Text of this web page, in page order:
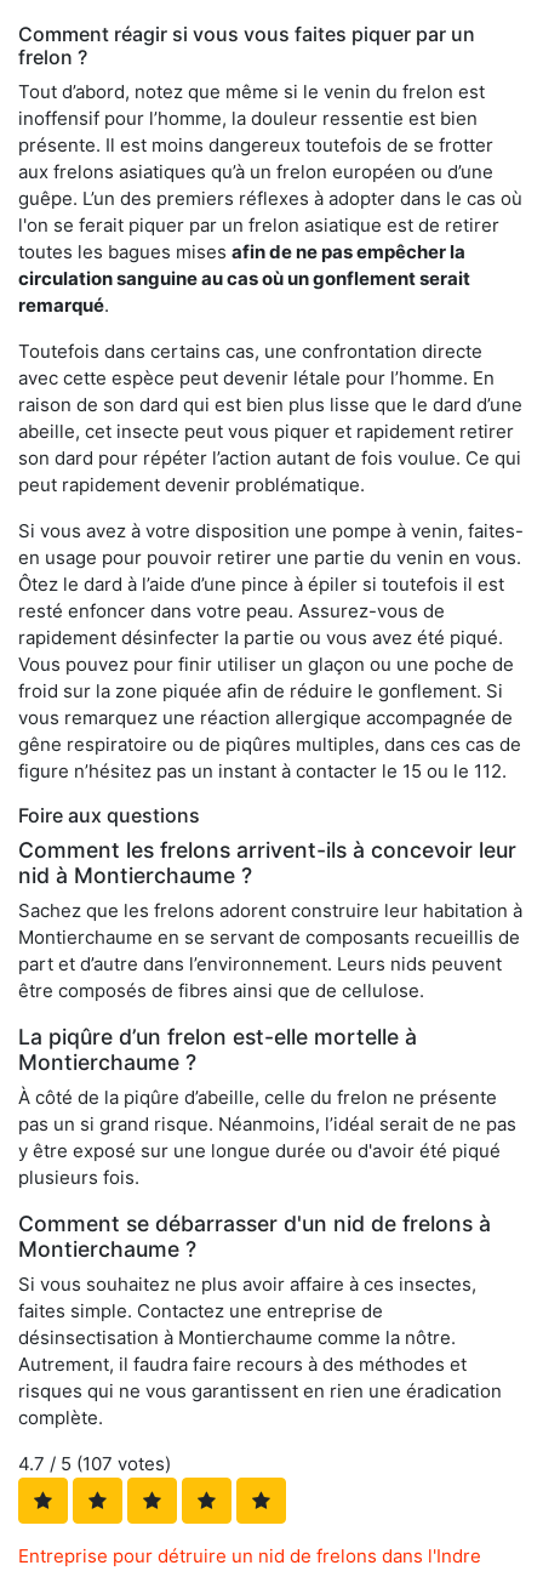
Comment réagir si vous vous faites piquer par un
frelon ?
Tout d’abord, notez que même si le venin du frelon est
inoffensif pour l’homme, la douleur ressentie est bien
présente. Il est moins dangereux toutefois de se frotter
aux frelons asiatiques qu’à un frelon européen ou d’une
guêpe. L’un des premiers réflexes à adopter dans le cas où
l'on se ferait piquer par un frelon asiatique est de retirer
toutes les bagues mises afin de ne pas empêcher la
circulation sanguine au cas où un gonflement serait
remarqué.
Toutefois dans certains cas, une confrontation directe
avec cette espèce peut devenir létale pour l’homme. En
raison de son dard qui est bien plus lisse que le dard d’une
abeille, cet insecte peut vous piquer et rapidement retirer
son dard pour répéter l’action autant de fois voulue. Ce qui
peut rapidement devenir problématique.
Si vous avez à votre disposition une pompe à venin, faites-
en usage pour pouvoir retirer une partie du venin en vous.
Ôtez le dard à l’aide d’une pince à épiler si toutefois il est
resté enfoncer dans votre peau. Assurez-vous de
rapidement désinfecter la partie ou vous avez été piqué.
Vous pouvez pour finir utiliser un glaçon ou une poche de
froid sur la zone piquée afin de réduire le gonflement. Si
vous remarquez une réaction allergique accompagnée de
gêne respiratoire ou de piqûres multiples, dans ces cas de
figure n’hésitez pas un instant à contacter le 15 ou le 112.
Foire aux questions
Comment les frelons arrivent-ils à concevoir leur
nid à Montierchaume ?
Sachez que les frelons adorent construire leur habitation à
Montierchaume en se servant de composants recueillis de
part et d’autre dans l’environnement. Leurs nids peuvent
être composés de fibres ainsi que de cellulose.
La piqûre d’un frelon est-elle mortelle à
Montierchaume ?
À côté de la piqûre d’abeille, celle du frelon ne présente
pas un si grand risque. Néanmoins, l’idéal serait de ne pas
y être exposé sur une longue durée ou d'avoir été piqué
plusieurs fois.
Comment se débarrasser d'un nid de frelons à
Montierchaume ?
Si vous souhaitez ne plus avoir affaire à ces insectes,
faites simple. Contactez une entreprise de
désinsectisation à Montierchaume comme la nôtre.
Autrement, il faudra faire recours à des méthodes et
risques qui ne vous garantissent en rien une éradication
complète.
4.7 / 5 (107 votes)
Entreprise pour détruire un nid de frelons dans l'Indre